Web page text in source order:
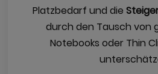
Platzbedarf und die
durch den Tausch von
Notebooks oder Thin